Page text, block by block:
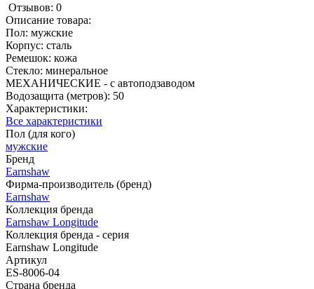
Отзывов: 0
Описание товара:
Пол: мужские
Корпус: сталь
Ремешок: кожа
Стекло: минеральное
МЕХАНИЧЕСКИЕ - с автоподзаводом
Водозащита (метров): 50
Характеристики:
Все характеристики
Пол (для кого)
мужские
Бренд
Earnshaw
Фирма-производитель (бренд)
Earnshaw
Коллекция бренда
Earnshaw Longitude
Коллекция бренда - серия
Earnshaw Longitude
Артикул
ES-8006-04
Страна бренда